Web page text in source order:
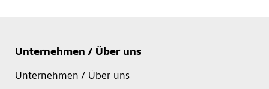
Unternehmen / Über uns
Unternehmen / Über uns